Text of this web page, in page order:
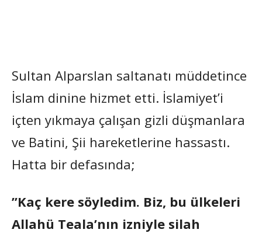
Sultan Alparslan saltanatı müddetince
İslam dinine hizmet etti. İslamiyet’i
içten yıkmaya çalışan gizli düşmanlara
ve Batini, Şii hareketlerine hassastı.
Hatta bir defasında;
”Kaç kere söyledim. Biz, bu ülkeleri
Allahü Teala’nın izniyle silah